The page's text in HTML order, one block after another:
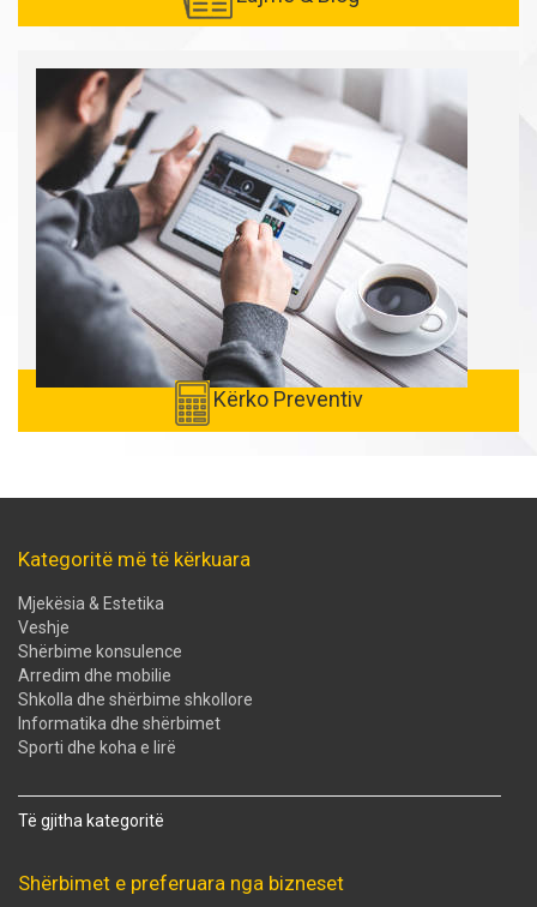
Kërko Preventiv
Kategoritë më të kërkuara
Mjekësia & Estetika
Veshje
Shërbime konsulence
Arredim dhe mobilie
Shkolla dhe shërbime shkollore
Informatika dhe shërbimet
Sporti dhe koha e lirë
Të gjitha kategoritë
Shërbimet e preferuara nga bizneset